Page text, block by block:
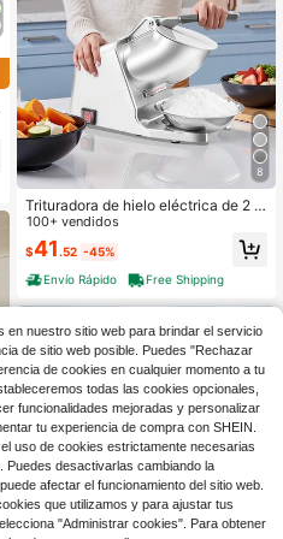
8
Trituradora de hielo eléctrica de 2 c
uchillas, 65 kg/h, para granizados, d
e acero inoxidable con recipiente y
tapa, 300 W, 2000 RPM, para uso d
oméstico y comercial, color platead
o
100+ vendidos
$41.52 -45%
Envío Rápido
Free Shipping
1
nuestro sitio web para brindar el servicio
de sitio web posible. Puedes "Rechazar
de cookies en cualquier momento a tu
todas las cookies opcionales,
funcionalidades mejoradas y personalizar
tu experiencia de compra con SHEIN.
uso de cookies estrictamente necesarias
Puedes desactivarlas cambiando la
afectar el funcionamiento del sitio web.
que utilizamos y para ajustar tus
"Administrar cookies". Para obtener